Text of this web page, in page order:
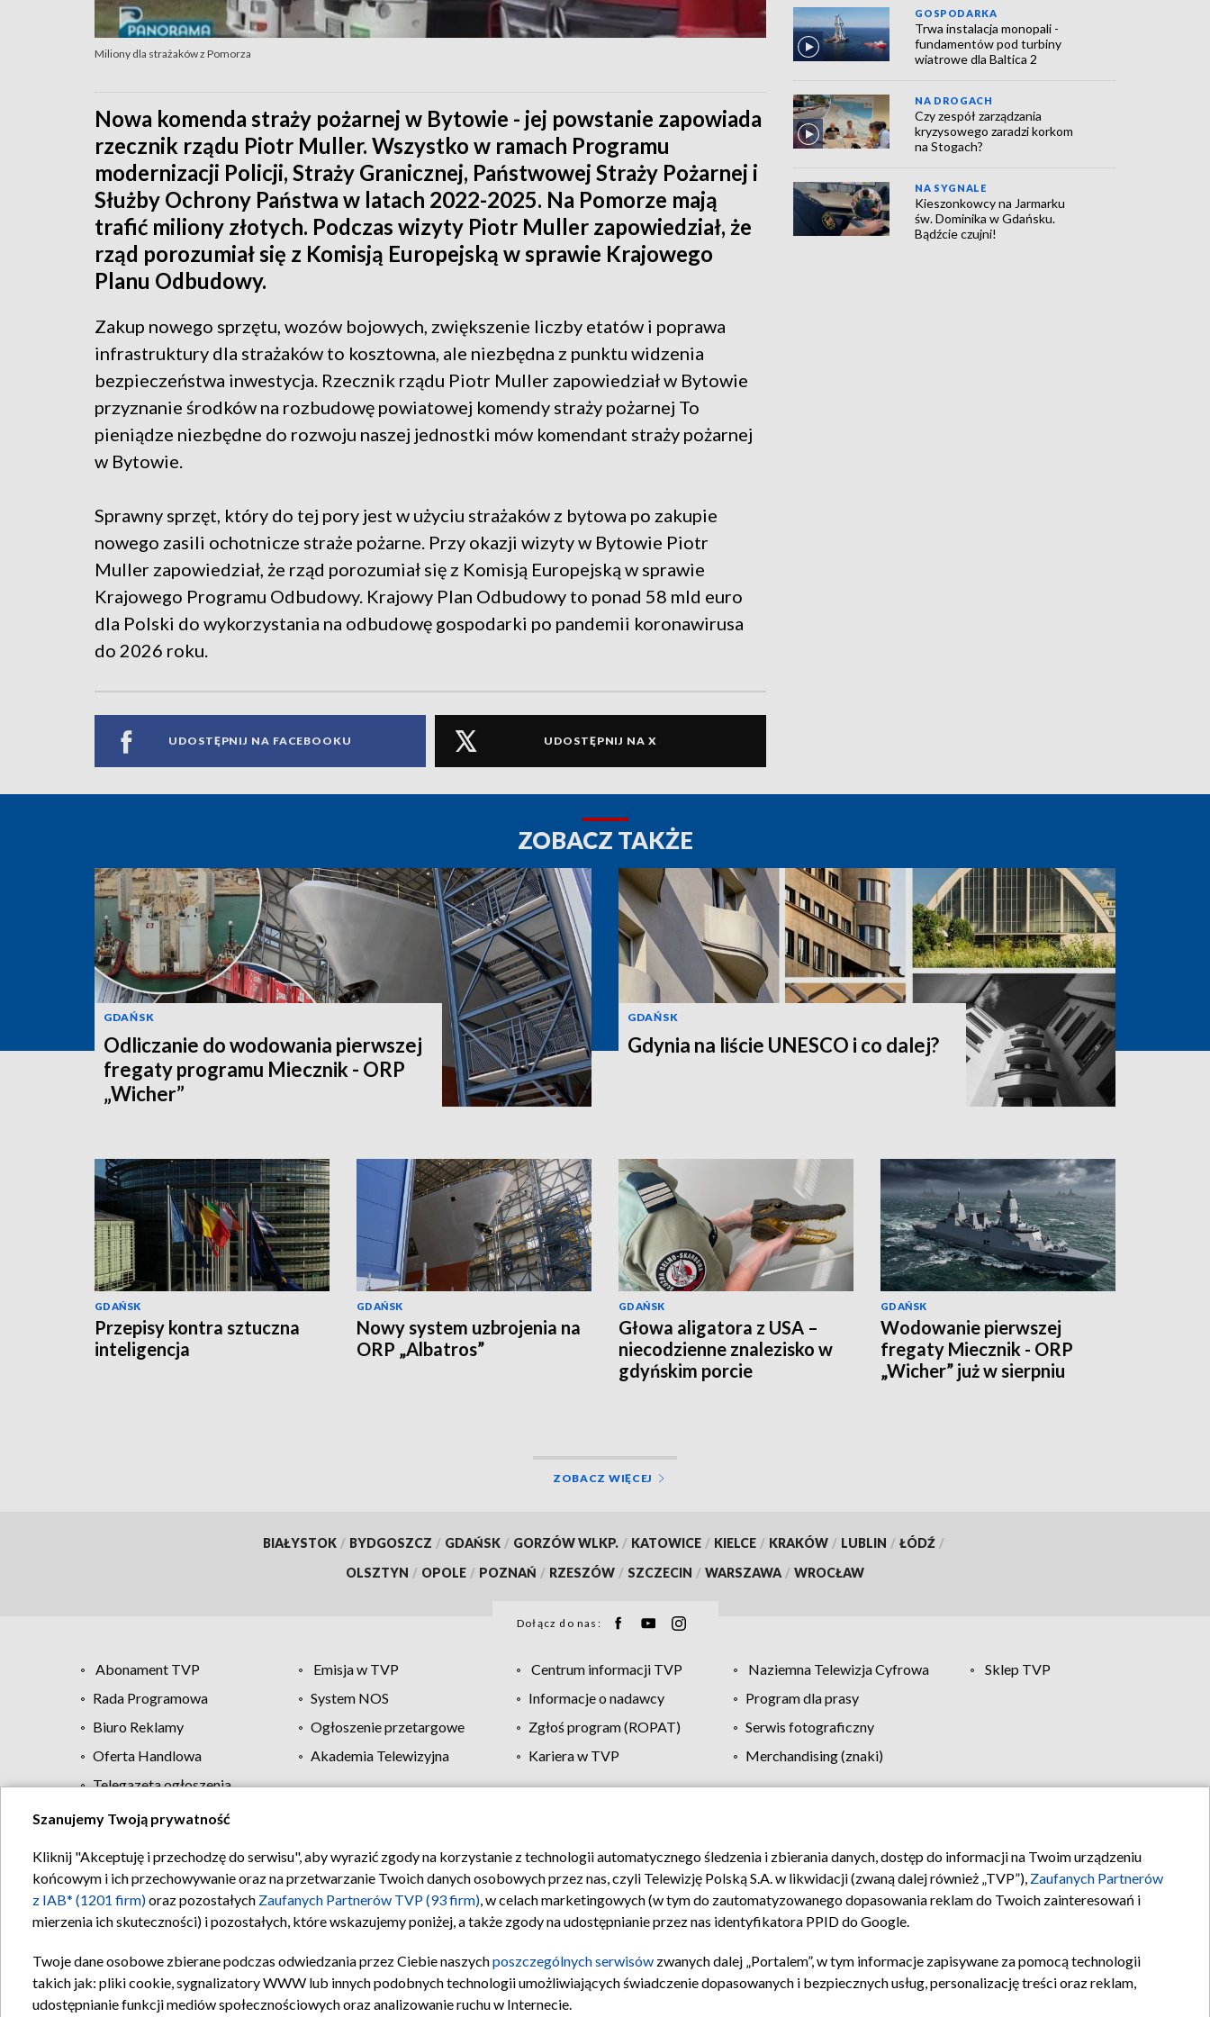
Miliony dla strażaków z Pomorza
Nowa komenda straży pożarnej w Bytowie - jej powstanie zapowiada
rzecznik rządu Piotr Muller. Wszystko w ramach Programu
modernizacji Policji, Straży Granicznej, Państwowej Straży Pożarnej i
Służby Ochrony Państwa w latach 2022-2025. Na Pomorze mają
trafić miliony złotych. Podczas wizyty Piotr Muller zapowiedział, że
rząd porozumiał się z Komisją Europejską w sprawie Krajowego
Planu Odbudowy.
Zakup nowego sprzętu, wozów bojowych, zwiększenie liczby etatów i poprawa
infrastruktury dla strażaków to kosztowna, ale niezbędna z punktu widzenia
bezpieczeństwa inwestycja. Rzecznik rządu Piotr Muller zapowiedział w Bytowie
przyznanie środków na rozbudowę powiatowej komendy straży pożarnej To
pieniądze niezbędne do rozwoju naszej jednostki mów komendant straży pożarnej
w Bytowie.
Sprawny sprzęt, który do tej pory jest w użyciu strażaków z bytowa po zakupie
nowego zasili ochotnicze straże pożarne. Przy okazji wizyty w Bytowie Piotr
Muller zapowiedział, że rząd porozumiał się z Komisją Europejską w sprawie
Krajowego Programu Odbudowy. Krajowy Plan Odbudowy to ponad 58 mld euro
dla Polski do wykorzystania na odbudowę gospodarki po pandemii koronawirusa
do 2026 roku.
UDOSTĘPNIJ NA FACEBOOKU UDOSTĘPNIJ NA X
GOSPODARKA
Trwa instalacja monopali -
fundamentów pod turbiny
wiatrowe dla Baltica 2
NA DROGACH
Czy zespół zarządzania
kryzysowego zaradzi korkom
na Stogach?
NA SYGNALE
Kieszonkowcy na Jarmarku
św. Dominika w Gdańsku.
Bądźcie czujni!
ZOBACZ TAKŻE
GDAŃSK
Odliczanie do wodowania pierwszej
fregaty programu Miecznik - ORP
„Wicher”
GDAŃSK
Gdynia na liście UNESCO i co dalej?
GDAŃSK
Przepisy kontra sztuczna
inteligencja
GDAŃSK
Nowy system uzbrojenia na
ORP „Albatros”
GDAŃSK
Głowa aligatora z USA –
niecodzienne znalezisko w
gdyńskim porcie
GDAŃSK
Wodowanie pierwszej
fregaty Miecznik - ORP
„Wicher” już w sierpniu
ZOBACZ WIĘCEJ
BIAŁYSTOK / BYDGOSZCZ / GDAŃSK / GORZÓW WLKP. / KATOWICE / KIELCE / KRAKÓW / LUBLIN / ŁÓDŹ /
OLSZTYN / OPOLE / POZNAŃ / RZESZÓW / SZCZECIN / WARSZAWA / WROCŁAW
Dołącz do nas:
Abonament TVP Emisja w TVP Centrum informacji TVP Naziemna Telewizja Cyfrowa
Sklep TVP
Rada Programowa
System NOS Informacje o nadawcy
Program dla prasy
Biuro Reklamy
Ogłoszenie przetargowe Zgłoś program (ROPAT)
Serwis fotograficzny
Oferta Handlowa
Akademia Telewizyjna Kariera w TVP
Merchandising (znaki)
Telegazeta ogłoszenia
Regulamin TVP Polityka prywatności Moje zgody Pomoc Biuro reklamy Kontakt
Szanujemy Twoją prywatność
Kliknij "Akceptuję i przechodzę do serwisu", aby wyrazić zgody na korzystanie z technologii automatycznego śledzenia i zbierania danych, dostęp do informacji na Twoim urządzeniu
końcowym i ich przechowywanie oraz na przetwarzanie Twoich danych osobowych przez nas, czyli Telewizję Polską S.A. w likwidacji (zwaną dalej również „TVP”), Zaufanych Partnerów
z IAB* (1201 firm)oraz pozostałych Zaufanych Partnerów TVP (93 firm), w celach marketingowych (w tym do zautomatyzowanego dopasowania reklam do Twoich zainteresowań i
mierzenia ich skuteczności) i pozostałych, które wskazujemy poniżej, a także zgody na udostępnianie przez nas identyfikatora PPID do Google.
Twoje dane osobowe zbierane podczas odwiedzania przez Ciebie naszychposzczególnych serwisów zwanych dalej „Portalem”, w tym informacje zapisywane za pomocą technologii
takich jak: pliki cookie, sygnalizatory WWW lub innych podobnych technologii umożliwiających świadczenie dopasowanych i bezpiecznych usług, personalizację treści oraz reklam,
udostępnianie funkcji mediów społecznościowych oraz analizowanie ruchu w Internecie.